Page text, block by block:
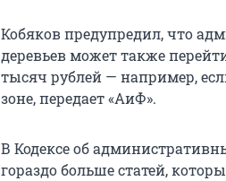
Кобяков предупредил, что
деревьев может также
тысяч рублей — например,
зоне, передает «АиФ».
В Кодексе об
гораздо больше статей,